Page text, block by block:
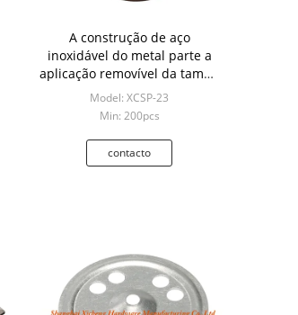
A construção de aço
inoxidável do metal parte a
aplicação removível da tampa
no assoalho
Model: XCSP-23
Min: 200pcs
contacto